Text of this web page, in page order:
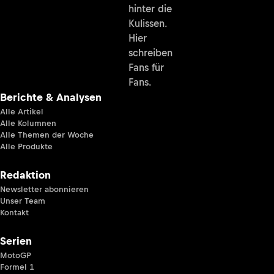
hinter die
Kulissen.
Hier
schreiben
Fans für
Fans.
Berichte & Analysen
Alle Artikel
Alle Kolumnen
Alle Themen der Woche
Alle Produkte
Redaktion
Newsletter abonnieren
Unser Team
Kontakt
Serien
MotoGP
Formel 1